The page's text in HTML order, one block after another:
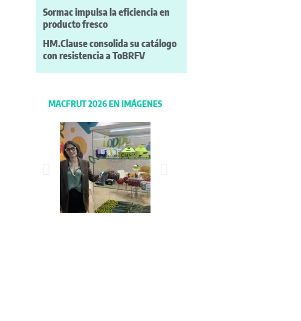
Sormac impulsa la eficiencia en
producto fresco
HM.Clause consolida su catálogo
con resistencia a ToBRFV
MACFRUT 2026 EN IMÁGENES